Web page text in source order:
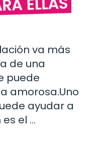
va más
de una
puede
amorosa.Uno
ayudar a
el …